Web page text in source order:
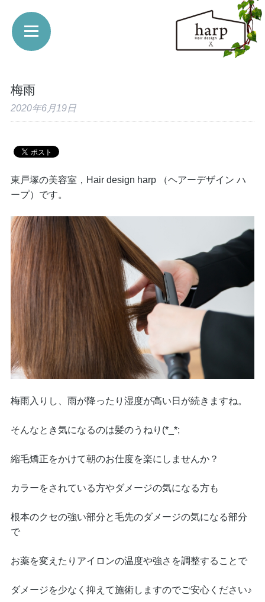
梅雨
2020年6月19日
東戸塚の美容室，Hair design harp （ヘアーデザイン ハ
ープ）です。
梅雨入りし、雨が降ったり湿度が高い日が続きますね。
そんなとき気になるのは髪のうねり(*_*;
縮毛矯正をかけて朝のお仕度を楽にしませんか？
カラーをされている方やダメージの気になる方も
根本のクセの強い部分と毛先のダメージの気になる部分
で
お薬を変えたりアイロンの温度や強さを調整することで
ダメージを少なく抑えて施術しますのでご安心ください♪